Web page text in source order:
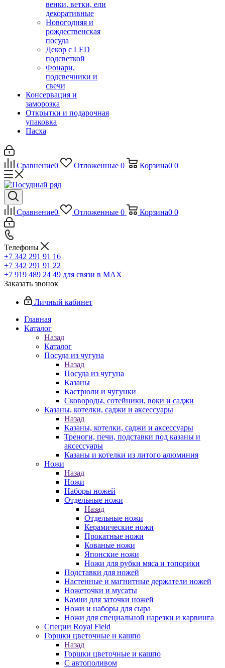
венки, ветки, ели
декоративные
Новогодняя и
рождественская
посуда
Декор с LED
подсветкой
Фонари,
подсвечники и
свечи
Консервация и
заморозка
Открытки и подарочная
упаковка
Пасха
Сравнение0 Отложенные 0 Корзина0 0
Сравнение0 Отложенные 0 Корзина0 0
Телефоны
+7 342 291 91 16
+7 342 291 91 22
+7 919 489 24 49 для связи в МАХ
Заказать звонок
Личный кабинет
Главная
Каталог
Назад
Каталог
Посуда из чугуна
Назад
Посуда из чугуна
Казаны
Кастрюли и чугунки
Сковороды, сотейники, воки и саджи
Казаны, котелки, саджи и аксессуары
Назад
Казаны, котелки, саджи и аксессуары
Треноги, печи, подставки под казаны и
аксессуары
Казаны и котелки из литого алюминия
Ножи
Назад
Ножи
Наборы ножей
Отдельные ножи
Назад
Отдельные ножи
Керамические ножи
Прокатные ножи
Кованые ножи
Японские ножи
Ножи для рубки мяса и топорики
Подставки для ножей
Настенные и магнитные держатели ножей
Ножеточки и мусаты
Камни для заточки ножей
Ножи и наборы для сыра
Ножи для специальной нарезки и карвинга
Специи Royal Field
Горшки цветочные и кашпо
Назад
Горшки цветочные и кашпо
С автополивом